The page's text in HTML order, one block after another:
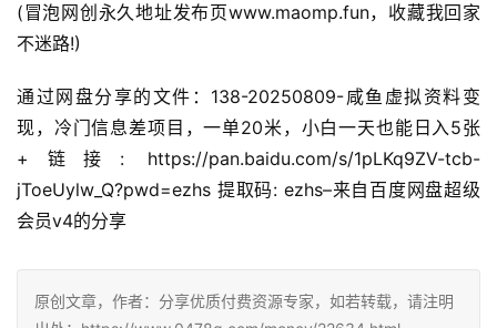
(冒泡网创永久地址发布页www.maomp.fun，收藏我回家
不迷路!)
通过网盘分享的文件：138-20250809-咸鱼虚拟资料变
现，冷门信息差项目，一单20米，小白一天也能日入5张
+链接: https://pan.baidu.com/s/1pLKq9ZV-tcb-
jToeUylw_Q?pwd=ezhs 提取码: ezhs–来自百度网盘超级
会员v4的分享
原创文章，作者：分享优质付费资源专家，如若转载，请注明